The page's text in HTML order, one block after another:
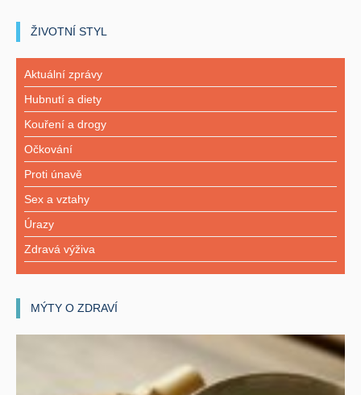
ŽIVOTNÍ STYL
Aktuální zprávy
Hubnutí a diety
Kouření a drogy
Očkování
Proti únavě
Sex a vztahy
Úrazy
Zdravá výživa
MÝTY O ZDRAVÍ